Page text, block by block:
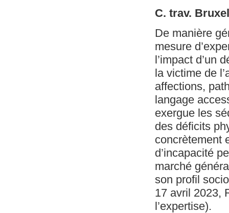
C. trav.
De manière
mesure
l’impact d’un
la victime de
affections,
langage
exergue les
des déficits
concrètement
d’incapacité
marché
son profil
17 avril 2023,
l’expertise).